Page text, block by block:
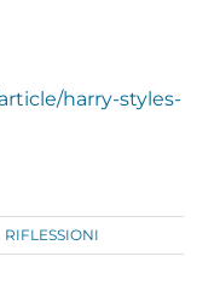
harry-styles-
RIFLESSIONI